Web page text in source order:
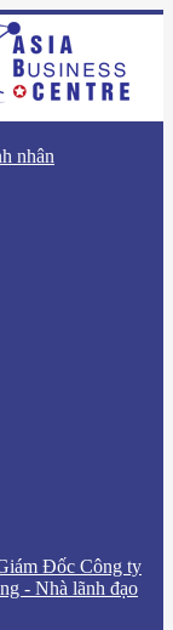
nhân
Đốc Công ty
- Nhà lãnh đạo